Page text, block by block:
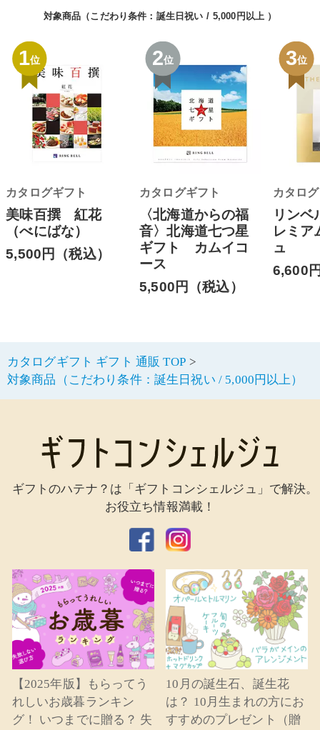
対象商品（こだわり条件： 誕生日祝い 5,000円以上 ）
1位
カタログギフト
美味百撰 紅花
（べにばな）
5,500円（税込）
2位
カタログギフト
〈北海道からの福
音〉北海道七つ星
ギフト カムイコ
ース
5,500円（税込）
3位
カタロ
リン
レミ
ュ
6,600
カタログギフト ギフト 通販 TOP
対象商品（こだわり条件：誕生日祝い / 5,000円以上）
ギフトのハテナ？は「ギフトコンシェルジュ」で解決。
お役立ち情報満載！
【2025年版】もらってう
れしいお歳暮ランキン
グ！ いつまでに贈る？ 失
10月の誕生石、誕生花
は？ 10月生まれの方にお
すすめのプレゼント（贈